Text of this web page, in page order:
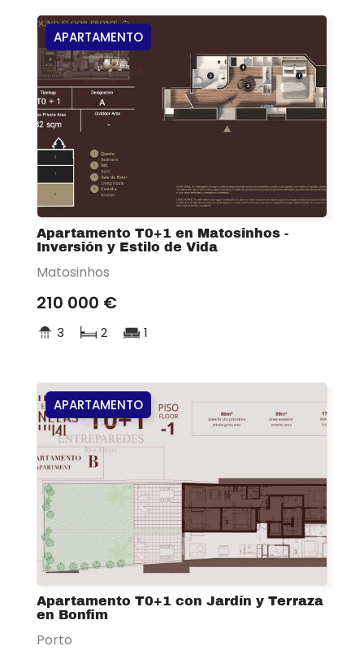
APARTAMENTO
Apartamento T0+1 en Matosinhos -
Inversión y Estilo de Vida
Matosinhos
210 000 €
3 2 1
APARTAMENTO
Apartamento T0+1 con Jardín y Terraza
en Bonfim
Porto